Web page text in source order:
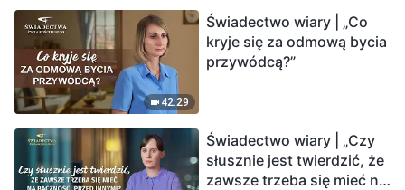
42:29
Świadectwo wiary | „Co
kryje się za odmową bycia
przywódcą?”
Świadectwo wiary | „Czy
słusznie jest twierdzić, że
zawsze trzeba się mieć na